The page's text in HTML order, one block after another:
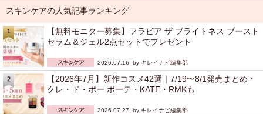
スキンケアの人気記事ランキング
【無料モニター募集】フラビア ザ ブライトネス ブースト
セラム＆ジェル2点セットでプレゼント
2026.07.16 by キレイナビ編集部
【2026年7月】新作コスメ42選｜7/19〜8/1発売まとめ・
クレ・ド・ポー ボーテ・KATE・RMKも
2026.07.27 by キレイナビ編集部